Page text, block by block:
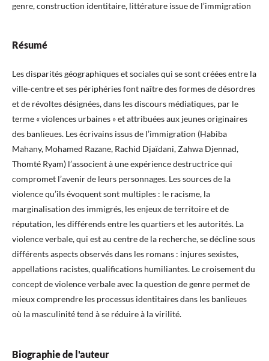
genre, construction identitaire, littérature issue de l’immigration
Résumé
Les disparités géographiques et sociales qui se sont créées entre la
ville-centre et ses périphéries font naître des formes de désordres
et de révoltes désignées, dans les discours médiatiques, par le
terme « violences urbaines » et attribuées aux jeunes originaires
des banlieues. Les écrivains issus de l’immigration (Habiba
Mahany, Mohamed Razane, Rachid Djaïdani, Zahwa Djennad,
Thomté Ryam) l’associent à une expérience destructrice qui
compromet l’avenir de leurs personnages. Les sources de la
violence qu’ils évoquent sont multiples : le racisme, la
marginalisation des immigrés, les enjeux de territoire et de
réputation, les différends entre les quartiers et les autorités. La
violence verbale, qui est au centre de la recherche, se décline sous
différents aspects observés dans les romans : injures sexistes,
appellations racistes, qualifications humiliantes. Le croisement du
concept de violence verbale avec la question de genre permet de
mieux comprendre les processus identitaires dans les banlieues
où la masculinité tend à se réduire à la virilité.
Biographie de l'auteur